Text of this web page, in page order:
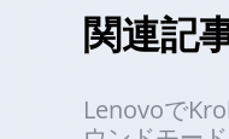
関連記
Lenovoで